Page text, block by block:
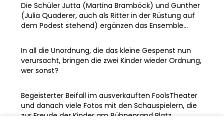
Die Schüler Jutta (Martina Bramböck) und Gunther
(Julia Quaderer, auch als Ritter in der Rüstung auf
dem Podest stehend) ergänzen das Ensemble...
In all die Unordnung, die das kleine Gespenst nun
verursacht, bringen die zwei Kinder wieder Ordnung,
wer sonst?
Begeisterter Beifall im ausverkauften FoolsTheater
und danach viele Fotos mit den Schauspielern, die
zur Freude der Kinder am Bühnenrand Platz